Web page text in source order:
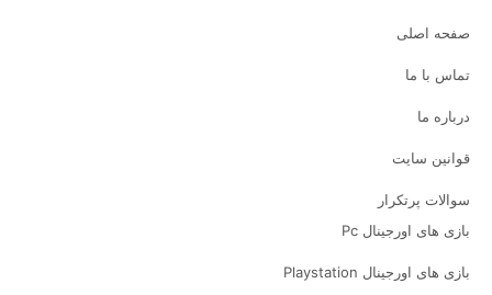
صفحه اصلی
تماس با ما
درباره ما
قوانین سایت
سوالات پرتکرار
بازی های اورجینال Pc
بازی های اورجینال Playstation